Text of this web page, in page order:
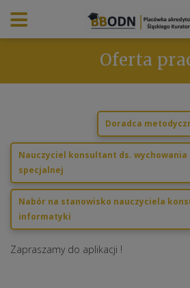
Oferta
Doradca
Nauczyciel konsultant ds.
specjalnej
Nabór na stanowisko nauczyciela
informatyki
Zapraszamy do aplikacji !